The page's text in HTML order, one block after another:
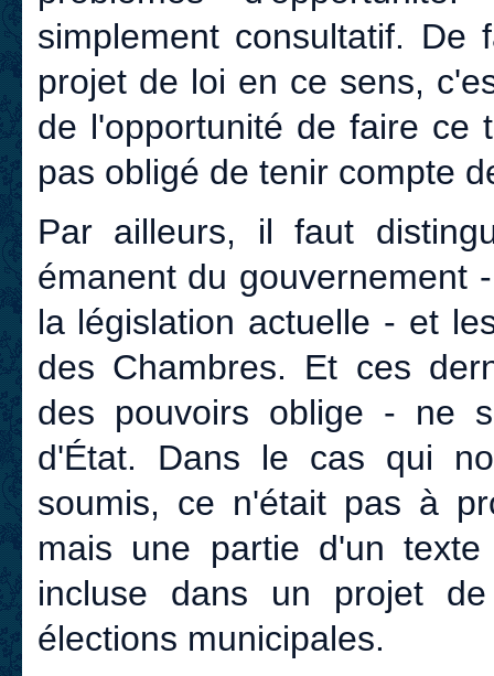
simplement consultatif.
projet de loi en ce sens,
de l'opportunité de faire ce
pas obligé de tenir compte
Par ailleurs, il faut
émanent du gouvernement
la législation actuelle - et
des Chambres. Et ces
des pouvoirs oblige - ne
d'État. Dans le cas qui
soumis, ce n'était pas à
mais une partie d'un
incluse dans un projet
élections municipales.